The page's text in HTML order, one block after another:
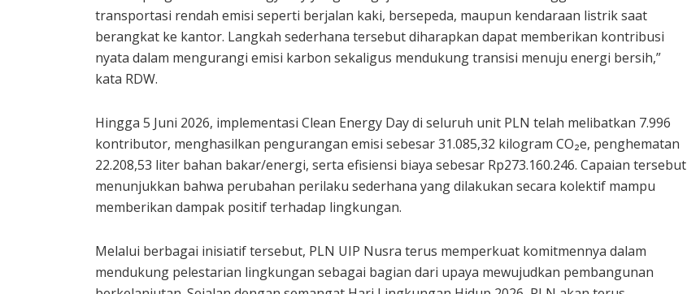
transportasi rendah emisi seperti berjalan kaki, bersepeda, maupun kendaraan listrik saat
berangkat ke kantor. Langkah sederhana tersebut diharapkan dapat memberikan kontribusi
nyata dalam mengurangi emisi karbon sekaligus mendukung transisi menuju energi bersih,”
kata RDW.
Hingga 5 Juni 2026, implementasi Clean Energy Day di seluruh unit PLN telah melibatkan 7.996
kontributor, menghasilkan pengurangan emisi sebesar 31.085,32 kilogram CO₂e, penghematan
22.208,53 liter bahan bakar/energi, serta efisiensi biaya sebesar Rp273.160.246. Capaian tersebut
menunjukkan bahwa perubahan perilaku sederhana yang dilakukan secara kolektif mampu
memberikan dampak positif terhadap lingkungan.
Melalui berbagai inisiatif tersebut, PLN UIP Nusra terus memperkuat komitmennya dalam
mendukung pelestarian lingkungan sebagai bagian dari upaya mewujudkan pembangunan